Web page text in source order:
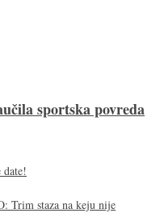
sportska povreda
date!
Trim staza na keju nije